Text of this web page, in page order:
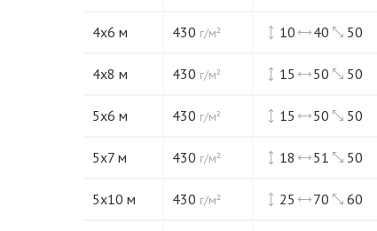
4х6 м 430 г/м² 10 40 50
4х8 м 430 г/м² 15 50 50
5х6 м 430 г/м² 15 50 50
5х7 м 430 г/м² 18 51 50
5х10 м 430 г/м² 25 70 60